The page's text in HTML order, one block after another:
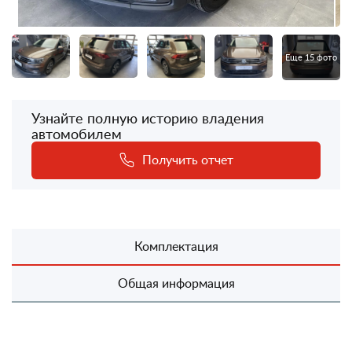
Еще 15 фото
Узнайте полную историю владения
автомобилем
Получить отчет
Комплектация
Общая информация